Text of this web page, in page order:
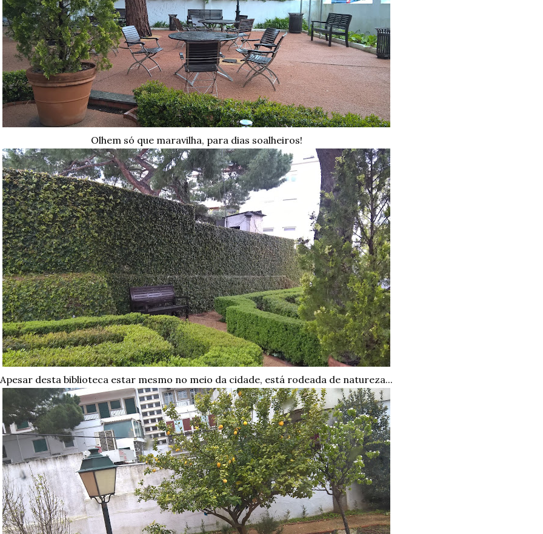
Olhem só que maravilha, para dias soalheiros!
Apesar desta biblioteca estar mesmo no meio da cidade, está rodeada de natureza...